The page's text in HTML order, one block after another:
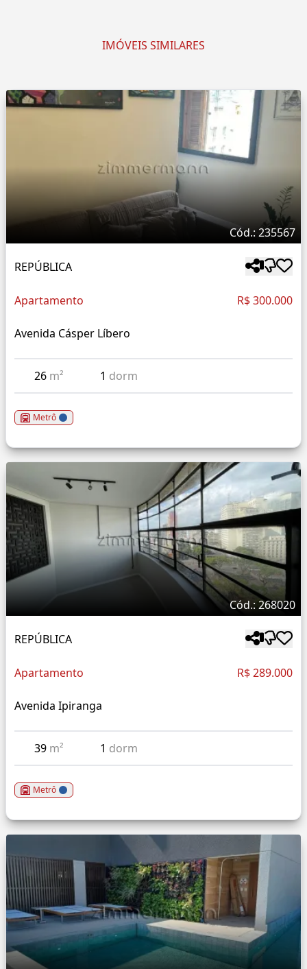
IMÓVEIS SIMILARES
Cód.: 235567
REPÚBLICA
Apartamento R$ 300.000
Avenida Cásper Líbero
26 m² 1 dorm
Metrô
Cód.: 268020
REPÚBLICA
Apartamento R$ 289.000
Avenida Ipiranga
39 m² 1 dorm
Metrô